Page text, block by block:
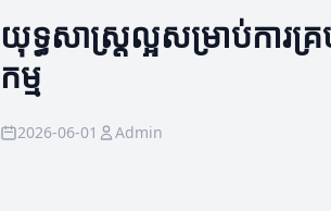
យុទ្ធសាស្ត្រល្អសម្រាប់ការគ្
កម្ម
2026-06-01 Admin